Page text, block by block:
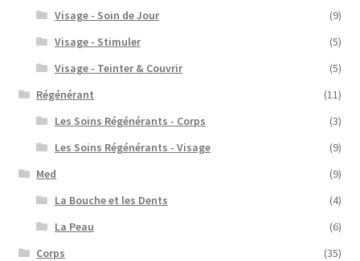
Visage - Soin de Jour
(9)
Visage - Stimuler
(5)
Visage - Teinter & Couvrir
(5)
Régénérant
(11)
Les Soins Régénérants - Corps
(3)
Les Soins Régénérants - Visage
(9)
Med
(9)
La Bouche et les Dents
(4)
La Peau
(6)
Corps
(35)